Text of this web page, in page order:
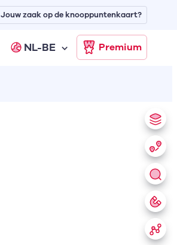
NL-BE Premium
Jouw zaak op de knooppuntenkaart?